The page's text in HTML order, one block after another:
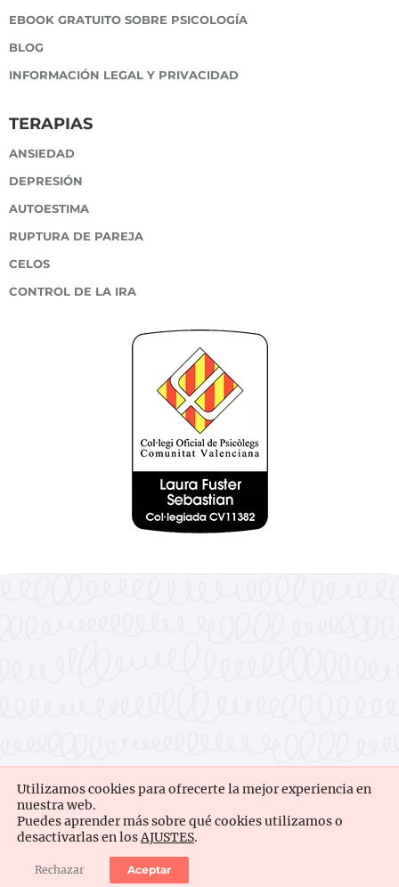
EBOOK GRATUITO SOBRE PSICOLOGÍA
BLOG
INFORMACIÓN LEGAL Y PRIVACIDAD
TERAPIAS
ANSIEDAD
DEPRESIÓN
AUTOESTIMA
RUPTURA DE PAREJA
CELOS
CONTROL DE LA IRA
Utilizamos cookies para ofrecerte la mejor experiencia en
nuestra web.
Puedes aprender más sobre qué cookies utilizamos o
desactivarlas en losAJUSTES.
Aceptar
Rechazar